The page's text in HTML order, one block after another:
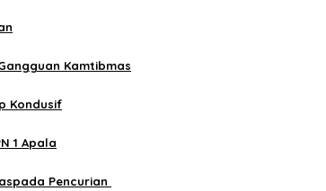
Kamtibmas
Kondusif
1 Apala
Pencurian